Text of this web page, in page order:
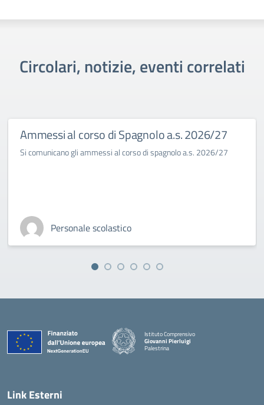
Circolari, notizie, eventi correlati
Ammessi al corso di Spagnolo a.s. 2026/27
Si comunicano gli ammessi al corso di spagnolo a.s. 2026/27
Personale scolastico
Istituto Comprensivo
Giovanni Pierluigi
Palestrina
Link Esterni